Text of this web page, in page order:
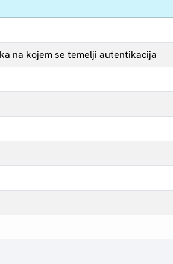
na kojem se temelji autentikacija